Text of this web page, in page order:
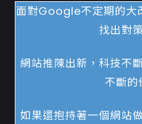
面對Google不定期的大
找出對
網站推陳出新，科技不
不斷的
如果還抱持著一個網站